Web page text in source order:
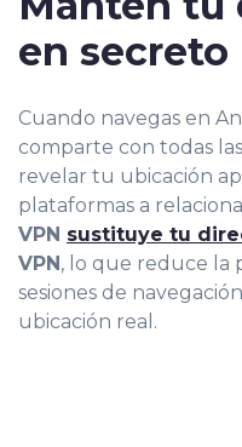
Cuando navegas en
comparte con todas
revelar tu ubicación
plataformas a
VPN sustituye tu
VPN, lo que reduce la
sesiones de
ubicación real.
en secreto